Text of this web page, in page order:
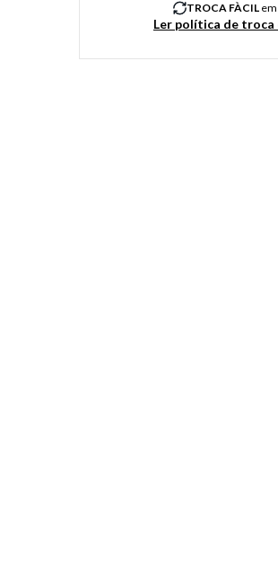
TROCA FÀCILem
Ler política de troca